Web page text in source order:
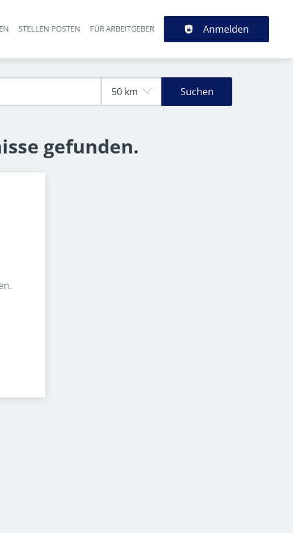
STELLEN POSTEN FÜR ARBEITGEBER Anmelden
Suchen
gefunden.